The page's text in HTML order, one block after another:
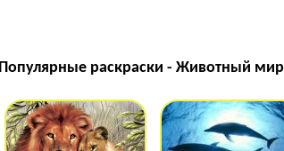
Популярные раскраски - Животный мир